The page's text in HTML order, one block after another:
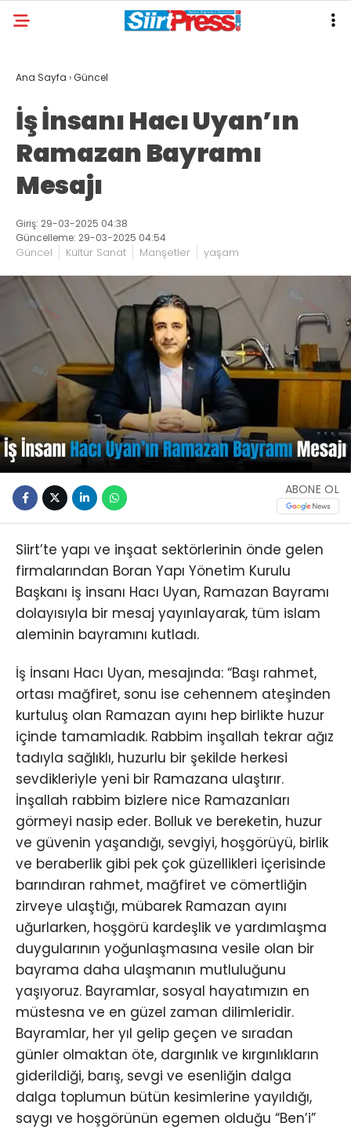
Ana Sayfa ›Güncel
İş İnsanı Hacı Uyan’ın
Ramazan Bayramı
Mesajı
Giriş: 29-03-2025 04:38
Güncelleme: 29-03-2025 04:54
Güncel Kültür Sanat Manşetler yaşam
ABONE OL
Siirt’te yapı ve inşaat sektörlerinin önde gelen
firmalarından Boran Yapı Yönetim Kurulu
Başkanı iş insanı Hacı Uyan, Ramazan Bayramı
dolayısıyla bir mesaj yayınlayarak, tüm islam
aleminin bayramını kutladı.
İş İnsanı Hacı Uyan, mesajında: “Başı rahmet,
ortası mağfiret, sonu ise cehennem ateşinden
kurtuluş olan Ramazan ayını hep birlikte huzur
içinde tamamladık. Rabbim inşallah tekrar ağız
tadıyla sağlıklı, huzurlu bir şekilde herkesi
sevdikleriyle yeni bir Ramazana ulaştırır.
İnşallah rabbim bizlere nice Ramazanları
görmeyi nasip eder. Bolluk ve bereketin, huzur
ve güvenin yaşandığı, sevgiyi, hoşgörüyü, birlik
ve beraberlik gibi pek çok güzellikleri içerisinde
barındıran rahmet, mağfiret ve cömertliğin
zirveye ulaştığı, mübarek Ramazan ayını
uğurlarken, hoşgörü kardeşlik ve yardımlaşma
duygularının yoğunlaşmasına vesile olan bir
bayrama daha ulaşmanın mutluluğunu
yaşıyoruz. Bayramlar, sosyal hayatımızın en
müstesna ve en güzel zaman dilimleridir.
Bayramlar, her yıl gelip geçen ve sıradan
günler olmaktan öte, dargınlık ve kırgınlıkların
giderildiği, barış, sevgi ve esenliğin dalga
dalga toplumun bütün kesimlerine yayıldığı,
saygı ve hoşgörünün egemen olduğu “Ben’i”